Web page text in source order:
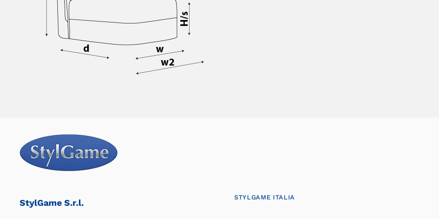
StylGame S.r.l.
STYLGAME ITALIA